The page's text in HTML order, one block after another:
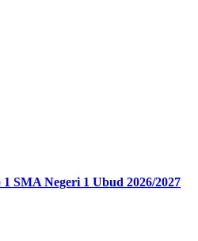
SMA Negeri 1 Ubud 2026/2027